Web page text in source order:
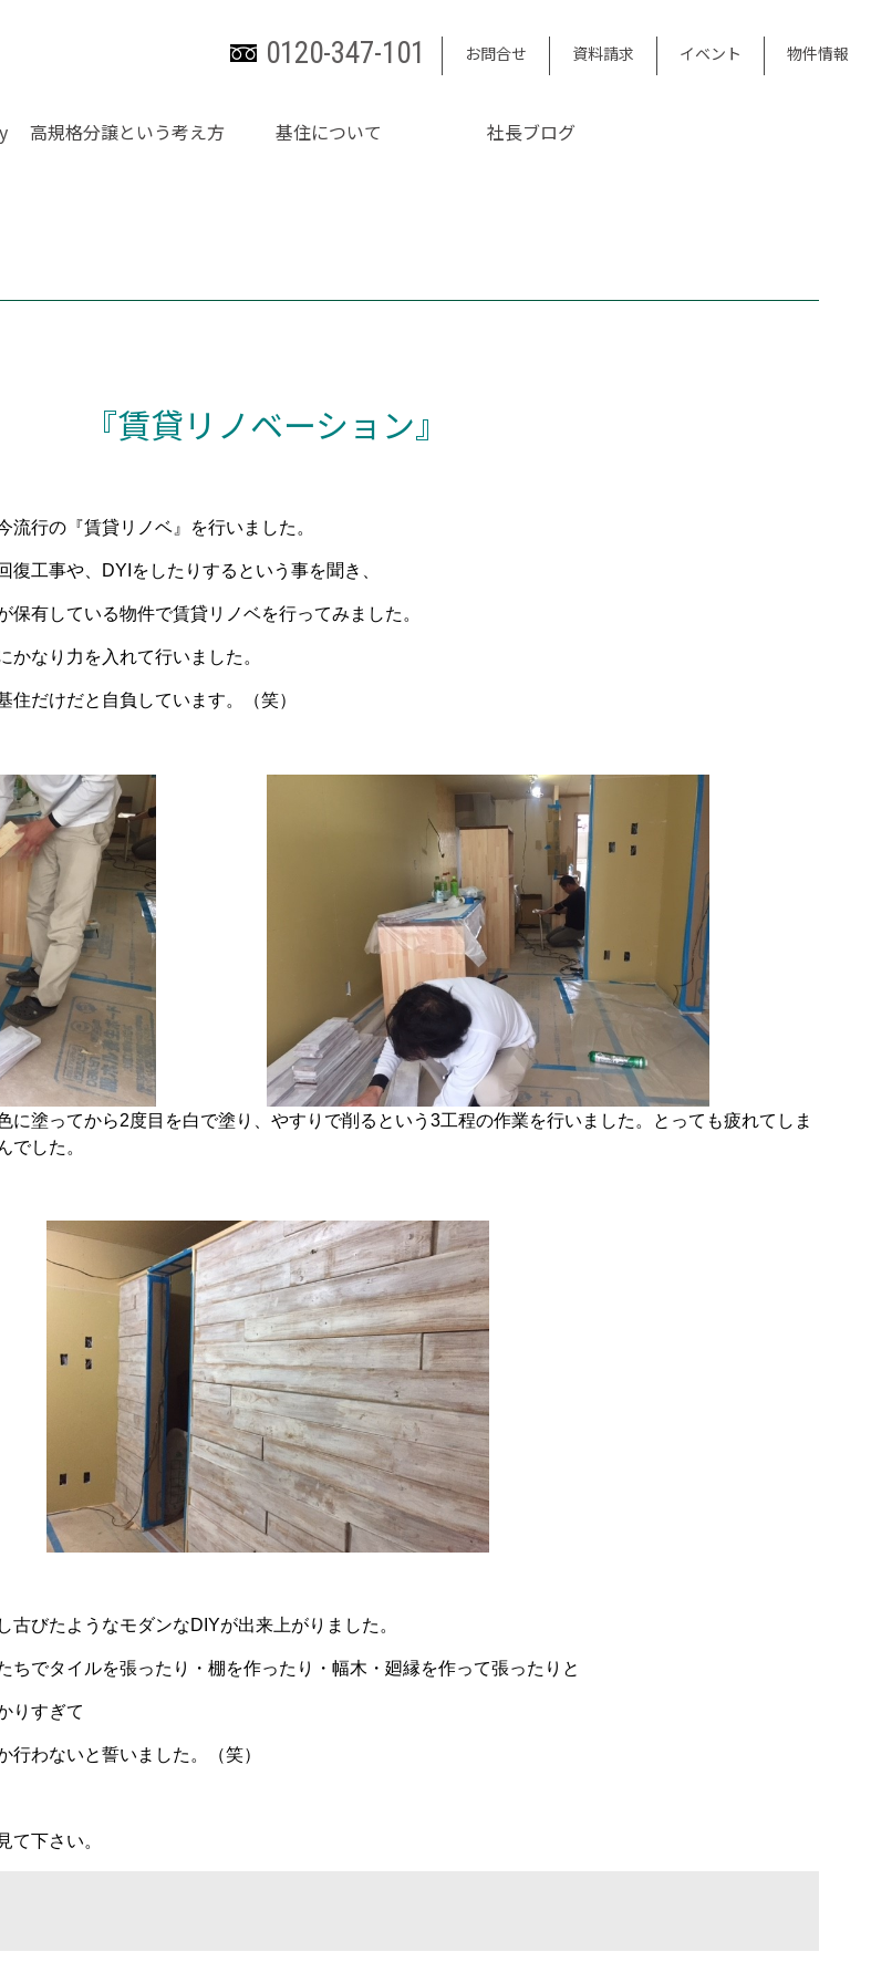
0120-347-101 お問合せ 資料請求 イベント 物件情報
高規格分譲という考え方 基住について 社長ブログ
『賃貸リノベーション』
行の『賃貸リノベ』を行いました。
工事や、DYIをしたりするという事を聞き、
有している物件で賃貸リノベを行ってみました。
なり力を入れて行いました。
だけだと自負しています。（笑）
に塗ってから2度目を白で塗り、やすりで削るという3工程の作業を行いました。とっても疲れてしま
でした。
古びたようなモダンなDIYが出来上がりました。
ちでタイルを張ったり・棚を作ったり・幅木・廻縁を作って張ったりと
りすぎて
わないと誓いました。（笑）
て下さい。